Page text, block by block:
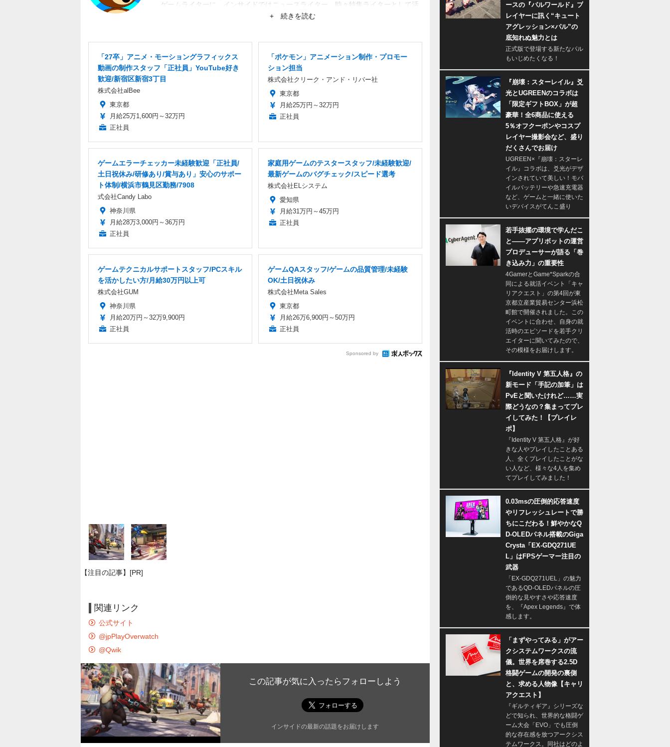
ゲームライターに。インサイドではニュースライター、時々特集ライターとして活
動。関係者、ユーザーから生まれるネットブームにも興味あり。
+ 続きを読む
「27卒」アニメ・モーショングラフィックス
動画の制作スタッフ「正社員」YouTube好き
歓迎/新宿区新宿3丁目
株式会社alBee
東京都
月給25万1,600円～32万円
正社員
「ポケモン」アニメーション制作・プロモー
ション担当
株式会社クリーク・アンド・リバー社
東京都
月給25万円～32万円
正社員
ゲームエラーチェッカー未経験歓迎「正社員/
土日祝休み/研修あり/賞与あり」安心のサポー
ト体制/横浜市鶴見区勤務/7908
式会社Candy Labo
神奈川県
月給28万3,000円～36万円
正社員
家庭用ゲームのテスタースタッフ/未経験歓迎/
最新ゲームのバグチェック/スピード選考
株式会社ELシステム
愛知県
月給31万円～45万円
正社員
ゲームテクニカルサポートスタッフ/PCスキル
を活かしたい方/月給30万円以上可
株式会社GUM
神奈川県
月給20万円～32万9,900円
正社員
ゲームQAスタッフ/ゲームの品質管理/未経験
OK/土日祝休み
株式会社Meta Sales
東京都
月給26万6,900円～50万円
正社員
Sponsored by
【注目の記事】[PR]
関連リンク
公式サイト
@jpPlayOverwatch
@Qwik
この記事が気に入ったらフォローしよう
インサイドの最新の話題をお届けします
ースの『パルワールド』プ
レイヤーに訊く“キュート
アグレッション×パル”の
底知れぬ魅力とは
正式版で登場する新たなパル
もいじめたくなる！
『崩壊：スターレイル』爻
光とUGREENのコラボは
「限定ギフトBOX」が超
豪華！全6商品に使える
5％オフクーポンやコスプ
レイヤー撮影会など、盛り
だくさんでお届け
UGREEN×『崩壊：スターレ
イル』コラボは、爻光がデザ
インされていて美しい！モバ
イルバッテリーや急速充電器
など、ゲームと一緒に使いた
いデバイスがてんこ盛り
若手抜擢の環境で学んだこ
と――アプリボットの運営
プロデューサーが語る「巻
き込み力」の重要性
4GamerとGame*Sparkの合
同による就活イベント「キャ
リアクエスト」の第4回が東
京都立産業貿易センター浜松
町館で開催されました。この
イベントに合わせ、自身の就
活時のエピソードを若手クリ
エイターに聞いてみたので、
その模様をお届けします。
『Identity V 第五人格』の
新モード「手記の加筆」は
PvEと聞いたけれど……実
際どうなの？集まってプレ
イしてみた！【プレイレ
ポ】
『Identity V 第五人格』が好
きな人やプレイしたことある
人、全くプレイしたことがな
い人など、様々な4人を集め
てプレイしてみました！
0.03msの圧倒的応答速度
やリフレッシュレートで勝
ちにこだわる！鮮やかなQ
D-OLEDパネル搭載のGiga
Crysta「EX-GDQ271UE
L」はFPSゲーマー注目の
武器
「EX-GDQ271UEL」の魅力
であるQD-OLEDパネルの圧
倒的な見やすさや応答速度
を、『Apex Legends』で体
感します。
「まずやってみる」がアー
クシステムワークスの流
儀。世界を席巻する2.5D
格闘ゲームの開発の裏側
と、求める人物像【キャリ
アクエスト】
『ギルティギア』シリーズな
どで知られ、世界的な格闘ゲ
ーム大会「EVO」でも圧倒
的な存在感を放つアークシス
テムワークス。同社はどのよ